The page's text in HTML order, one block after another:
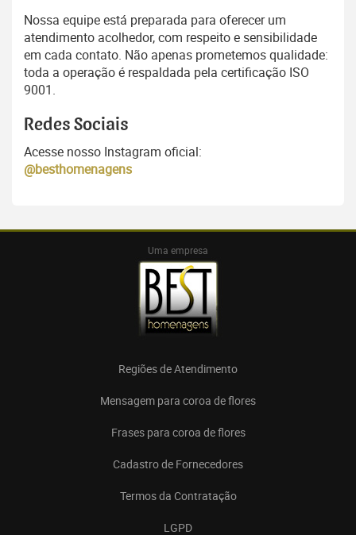
Nossa equipe está preparada para oferecer um
atendimento acolhedor, com respeito e sensibilidade
em cada contato. Não apenas prometemos qualidade:
toda a operação é respaldada pela certificação ISO
9001.
Redes Sociais
Acesse nosso Instagram oficial:
@besthomenagens
Uma empresa
Regiões de Atendimento
Mensagem para coroa de flores
Frases para coroa de flores
Cadastro de Fornecedores
Termos da Contratação
LGPD